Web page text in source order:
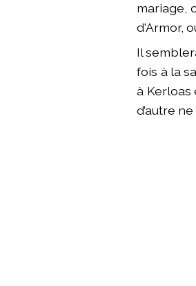
mariage,
d'Armor,
Il
fois à la
à Kerloas
d’autre